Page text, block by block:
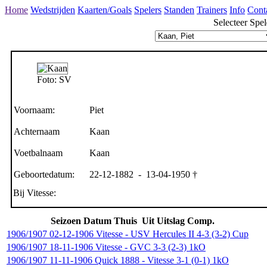
Home Wedstrijden Kaarten/Goals Spelers Standen Trainers Info
Selecteer
Foto: SV
Voornaam: Piet
Achternaam Kaan
Voetbalnaam Kaan
Geboortedatum:
22-12-1882 - 13-04-1950 †
Bij Vitesse:
Seizoen Datum Thuis Uit Uitslag Comp.
1906/1907 02-12-1906 Vitesse - USV Hercules II 4-3 (3-2) Cup
1906/1907 18-11-1906 Vitesse - GVC 3-3 (2-3) 1kO
1906/1907 11-11-1906 Quick 1888 - Vitesse 3-1 (0-1) 1kO